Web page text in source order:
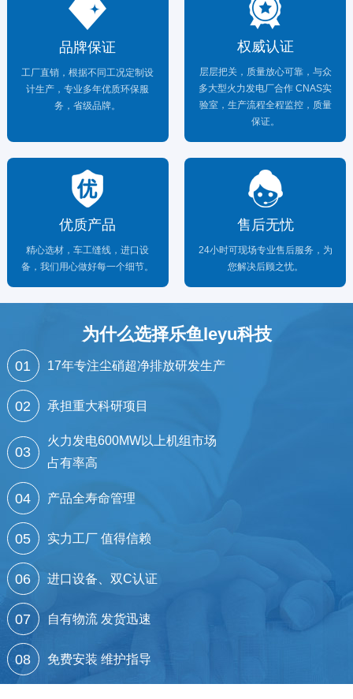
品牌保证
工厂直销，根据不同工况定制设
计生产，专业多年优质环保服
务，省级品牌。
权威认证
层层把关，质量放心可靠，与众
多大型火力发电厂合作 CNAS实
验室，生产流程全程监控，质量
保证。
优质产品
精心选材，车工缝线，进口设
备，我们用心做好每一个细节。
售后无忧
24小时可现场专业售后服务，为
您解决后顾之忧。
为什么选择乐鱼leyu科技
01 17年专注尘硝超净排放研发生产
02 承担重大科研项目
03
火力发电600MW以上机组市场
占有率高
04 产品全寿命管理
05 实力工厂 值得信赖
06 进口设备、双C认证
07 自有物流 发货迅速
08 免费安装 维护指导